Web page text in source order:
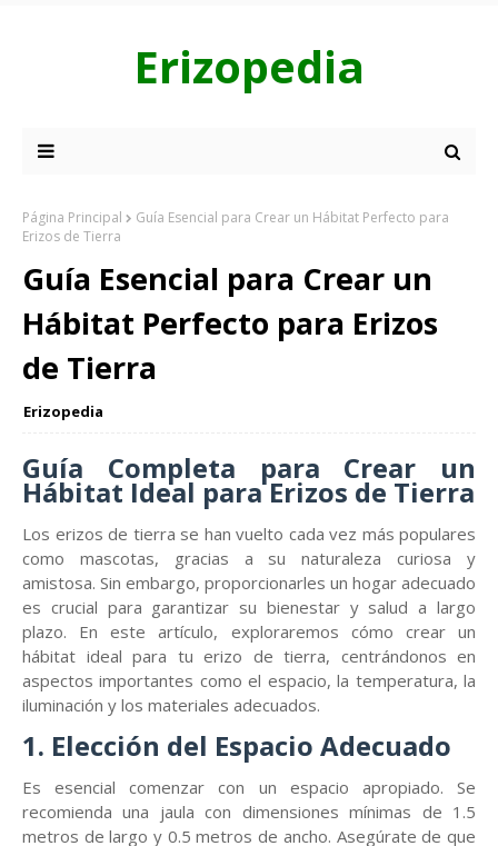
Erizopedia
Página Principal
Guía Esencial para Crear un Hábitat Perfecto para
Erizos de Tierra
Guía Esencial para Crear un
Hábitat Perfecto para Erizos
de Tierra
Erizopedia
Guía Completa para Crear un
Hábitat Ideal para Erizos de Tierra
Los erizos de tierra se han vuelto cada vez más populares
como mascotas, gracias a su naturaleza curiosa y
amistosa. Sin embargo, proporcionarles un hogar adecuado
es crucial para garantizar su bienestar y salud a largo
plazo. En este artículo, exploraremos cómo crear un
hábitat ideal para tu erizo de tierra, centrándonos en
aspectos importantes como el espacio, la temperatura, la
iluminación y los materiales adecuados.
1. Elección del Espacio Adecuado
Es esencial comenzar con un espacio apropiado. Se
recomienda una jaula con dimensiones mínimas de 1.5
metros de largo y 0.5 metros de ancho. Asegúrate de que